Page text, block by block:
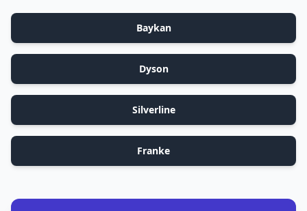
Baykan
Dyson
Silverline
Franke